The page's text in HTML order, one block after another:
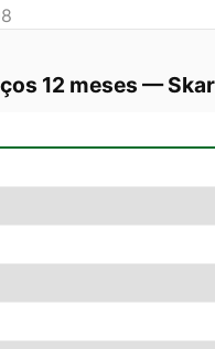
12 meses —